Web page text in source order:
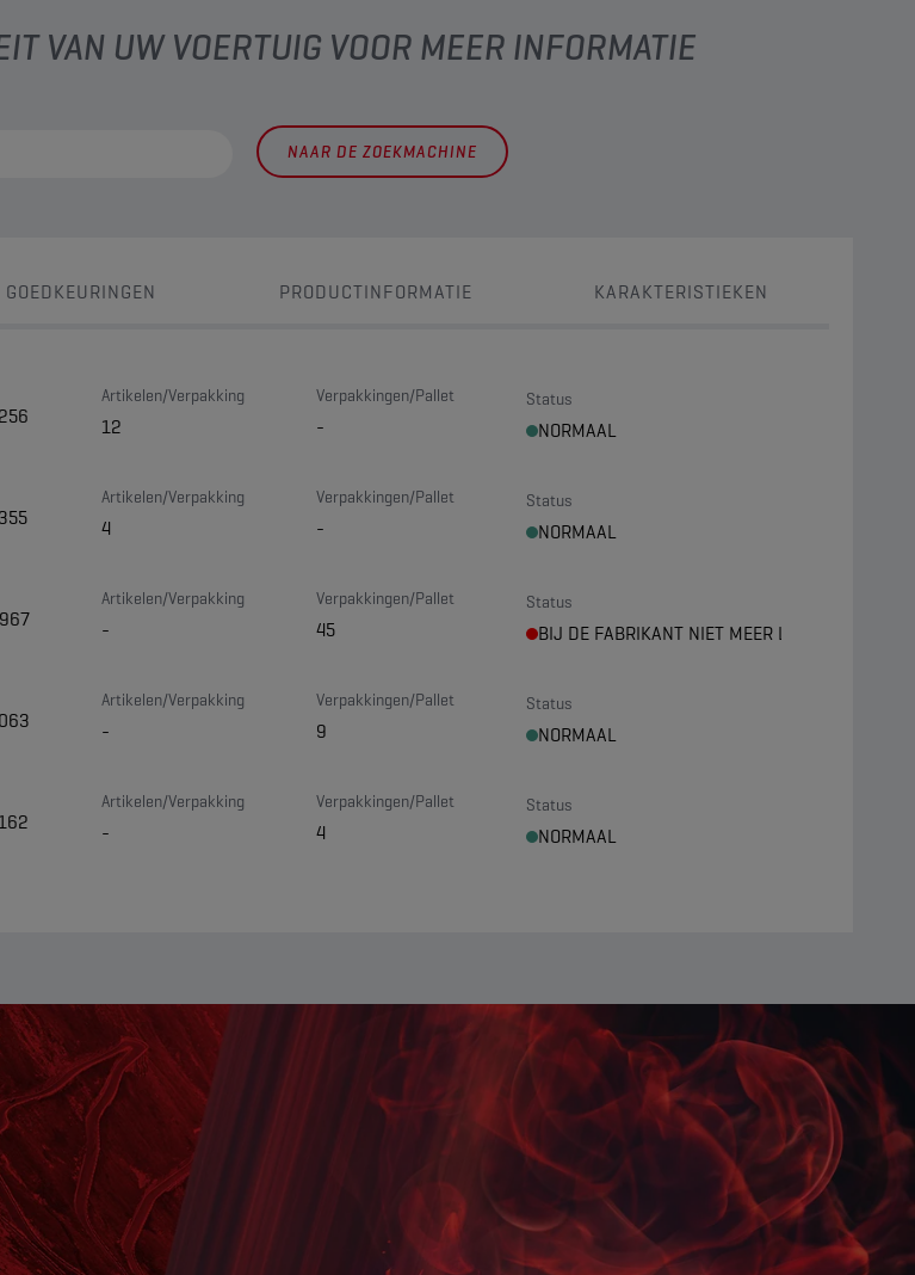
VAN UW VOERTUIG VOOR MEER INFORMATIE
NAAR DE ZOEKMACHINE
PRODUCTINFORMATIE KARAKTERISTIEKEN
Artikelen/Verpakking
12
Verpakkingen/Pallet
-
Status
NORMAAL
Artikelen/Verpakking
4
Verpakkingen/Pallet
-
Status
NORMAAL
Artikelen/Verpakking
-
Verpakkingen/Pallet
45
Status
BIJ DE FABRIKANT NIET MEER LEVERBAAR
Artikelen/Verpakking
-
Verpakkingen/Pallet
9
Status
NORMAAL
Artikelen/Verpakking
-
Verpakkingen/Pallet
4
Status
NORMAAL